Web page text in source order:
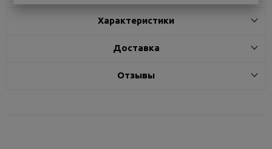
Характеристики
Доставка
Отзывы